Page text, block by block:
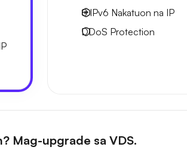
8 IPv6 Nakatuon na IP
DDoS Protection
Mag-upgrade sa VDS.